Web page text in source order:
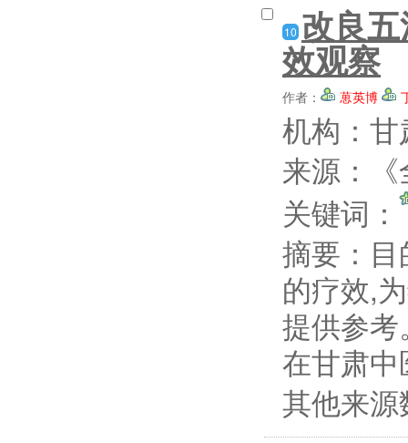
10 改良
效观察
作者： 葸英博
机构：
来源：
关键词：
摘要：
的疗效,
提供参
在甘肃
其他来